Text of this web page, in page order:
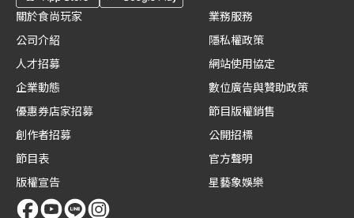
關於食尚玩家
公司介紹
人才招募
企業動態
優惠券店家招募
創作者招募
節目表
版權宣告
業務服務
隱私權政策
網站使用協定
數位廣告與贊助政策
節目版權銷售
公開招標
官方聲明
星藝象娛樂